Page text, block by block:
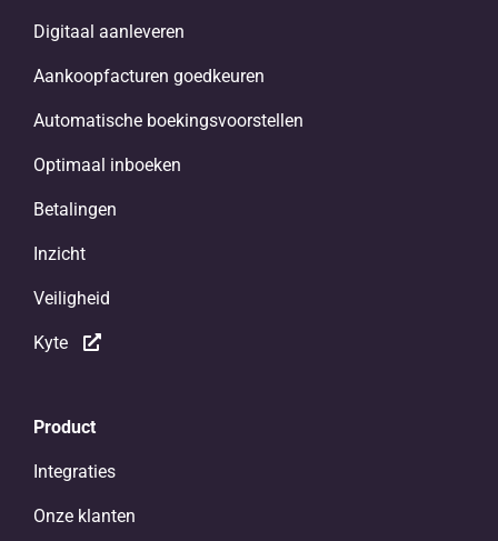
Digitaal aanleveren
Aankoopfacturen goedkeuren
Automatische boekingsvoorstellen
Optimaal inboeken
Betalingen
Inzicht
Veiligheid
Kyte
Product
Integraties
Onze klanten